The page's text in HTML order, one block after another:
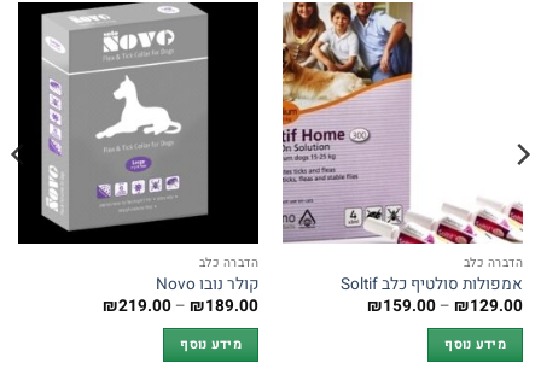
הדברה כלב
אמפולות סולטיף כלב Soltif
₪129.00
–
₪159.00 טווח
מידע נוסף
הדברה כלב
קולר נובו Novo
₪189.00
–
₪219.00 טווח
מידע נוסף